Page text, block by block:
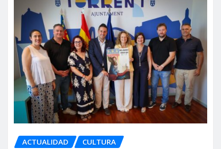
ACTUALIDAD CULTURA